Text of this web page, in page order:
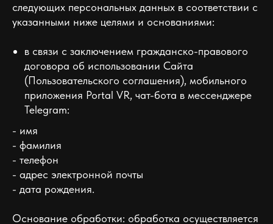
следующих персональных данных в соответствии с
указанными ниже целями и основаниями:
в связи с заключением гражданско-правового
договора об использовании Сайта
(Пользовательского соглашения), мобильного
приложения Portal VR, чат-бота в мессенджере
Telegram:
- имя
- фамилия
- телефон
- адрес электронной почты
- дата рождения.
Основание обработки: обработка осуществляется